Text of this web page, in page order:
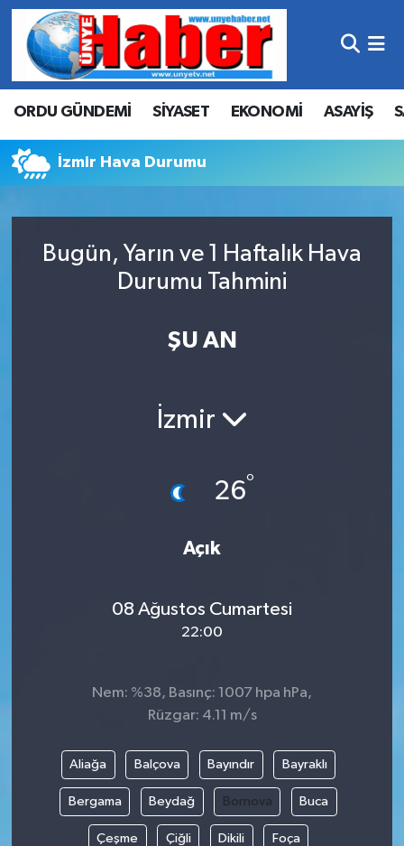
ORDU GÜNDEMİ SİYASET EKONOMİ ASAYİŞ
İzmir Hava Durumu
Bugün, Yarın ve 1 Haftalık Hava
Durumu Tahmini
ŞU AN
İzmir
26°
Açık
08 Ağustos Cumartesi
22:00
Nem: %38, Basınç: 1007 hpa hPa,
Rüzgar: 4.11 m/s
Aliağa Balçova Bayındır Bayraklı
Bergama Beydağ Bornova Buca
Çeşme Çiğli Dikili Foça
Hava Durumu
Trafik Durumu
Süper Lig Puan Durumu ve Fikstür
Son Dakika Haberleri